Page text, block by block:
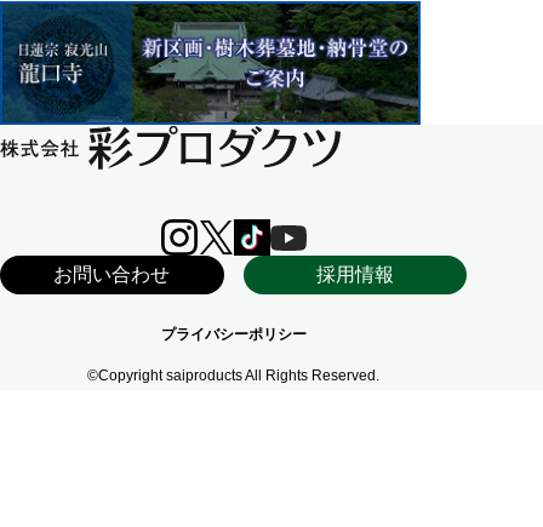
お問い合わせ 採用情報
プライバシーポリシー
©Copyright saiproducts All Rights Reserved.